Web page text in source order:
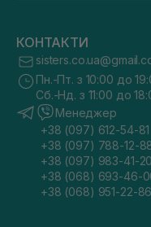
КОНТАКТИ
Пн.-Пт. з 10:00 до
Сб.-Нд. з 11:00 до
Менеджер
+38 (097) 612-54-81
+38 (097) 788-12-
+38 (097) 983-41-20
+38 (068) 693-46-
+38 (068) 951-22-86